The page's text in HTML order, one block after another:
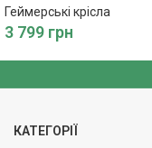
Геймерські крісла
3 799 грн
КАТЕГОРІЇ